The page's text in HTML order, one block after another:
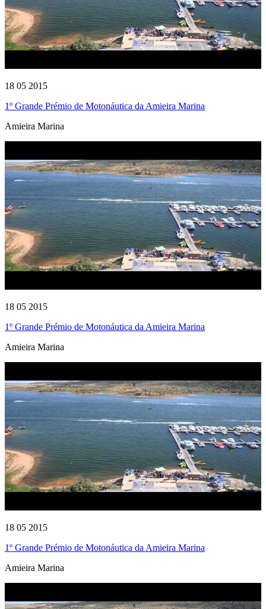
18 05 2015
1º Grande Prémio de Motonáutica da Amieira Marina
Amieira Marina
18 05 2015
1º Grande Prémio de Motonáutica da Amieira Marina
Amieira Marina
18 05 2015
1º Grande Prémio de Motonáutica da Amieira Marina
Amieira Marina